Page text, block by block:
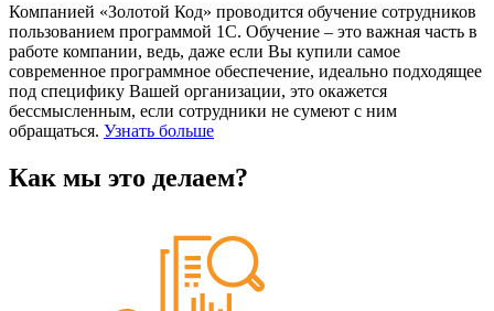
Компанией «Золотой Код» проводится обучение сотрудников
пользованием программой 1С. Обучение – это важная часть в
работе компании, ведь, даже если Вы купили самое
современное программное обеспечение, идеально подходящее
под специфику Вашей организации, это окажется
бессмысленным, если сотрудники не сумеют с ним
обращаться. Узнать больше
Как мы это делаем?